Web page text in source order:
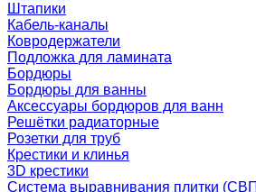
Штапики
Кабель-каналы
Ковродержатели
Подложка для ламината
Бордюры
Бордюры для ванны
Аксессуары бордюров для ванн
Решётки радиаторные
Розетки для труб
Крестики и клинья
3D крестики
Система выравнивания плитки